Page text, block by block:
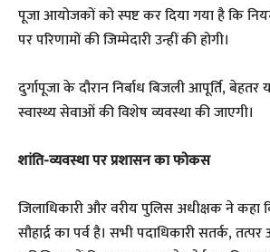
पूजा आयोजकों को स्पष्ट कर दिया गया है कि
पर परिणामों की जिम्मेदारी उन्हीं की होगी।
दुर्गापूजा के दौरान निर्बाध बिजली आपूर्ति,
स्वास्थ्य सेवाओं की विशेष व्यवस्था की जाएगी।
शांति-व्यवस्था पर प्रशासन का फोकस
जिलाधिकारी और वरीय पुलिस अधीक्षक ने कहा
सौहार्द्र का पर्व है। सभी पदाधिकारी सतर्क,